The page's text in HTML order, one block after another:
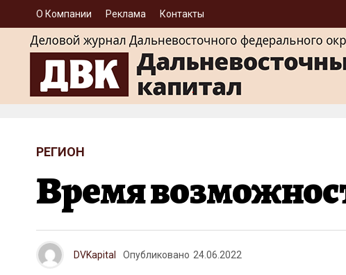
О Компании Реклама Контакты
РЕГИОН
Время
DVKapital Опубликовано 24.06.2022